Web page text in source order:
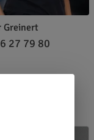
Greinert
27 79 80